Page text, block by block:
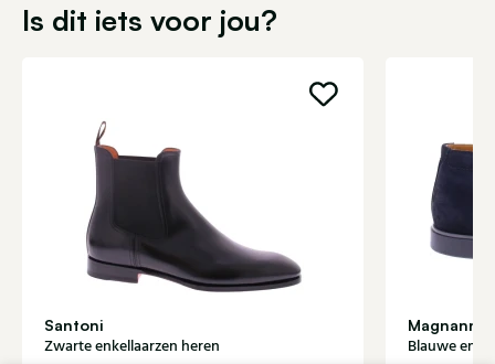
Is dit iets voor jou?
Santoni
Zwarte enkellaarzen heren
Magnanni
Blauwe